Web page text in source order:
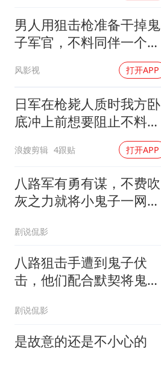
男人用狙击枪准备干掉鬼
子军官，不料同伴一个手
风影视 打开APP
日军在枪毙人质时我方卧
底冲上前想要阻止不料最
浪嫂剪辑 4跟贴 打开APP
八路军有勇有谋，不费吹
灰之力就将小鬼子一网打
剧说侃影
八路狙击手遭到鬼子伏
击，他们配合默契将鬼子
剧说侃影
是故意的还是不小心的